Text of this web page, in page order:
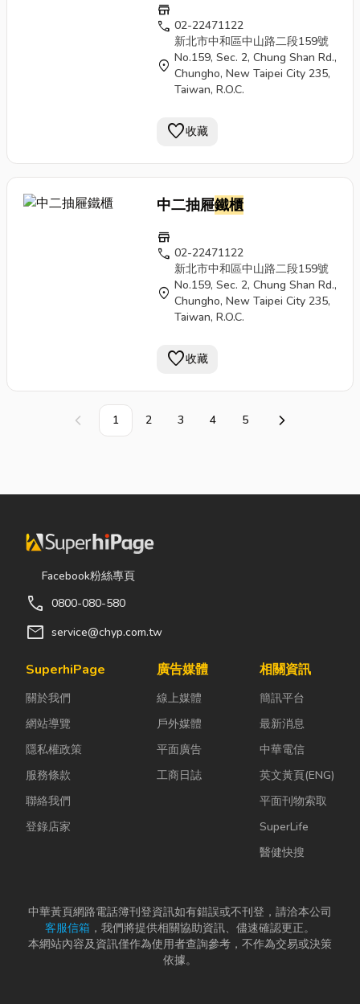
store
call 02-22471122
location_on
新北市中和區中山路二段159號
No.159, Sec. 2, Chung Shan Rd.,
Chungho, New Taipei City 235,
Taiwan, R.O.C.
favorite收藏
中二抽屜鐵櫃
store
call 02-22471122
location_on
新北市中和區中山路二段159號
No.159, Sec. 2, Chung Shan Rd.,
Chungho, New Taipei City 235,
Taiwan, R.O.C.
favorite收藏
上一頁 1 2 3 4 5 下一頁
Facebook粉絲專頁
call 0800-080-580
mail service@chyp.com.tw
SuperhiPage
關於我們
網站導覽
隱私權政策
服務條款
聯絡我們
登錄店家
廣告媒體
線上媒體
戶外媒體
平面廣告
工商日誌
相關資訊
簡訊平台
最新消息
中華電信
英文黃頁(ENG)
平面刊物索取
SuperLife
醫健快搜
中華黃頁網路電話簿刊登資訊如有錯誤或不刊登，請洽本公司
客服信箱 ，我們將提供相關協助資訊、儘速確認更正。
本網站內容及資訊僅作為使用者查詢參考，不作為交易或決策
依據。